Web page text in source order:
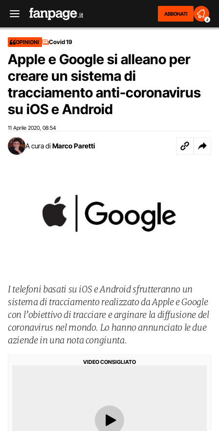
ABBONATI
2
OPINIONI Covid 19
Apple e Google si alleano per
creare un sistema di
tracciamento anti-coronavirus
su iOS e Android
11 Aprile 2020 08:54
A cura di Marco Paretti
I telefoni basati su iOS e Android sfrutteranno un
sistema di tracciamento realizzato da Apple e Google
con l’obiettivo di tracciare e arginare la diffusione del
coronavirus nel mondo. Lo hanno annunciato le due
aziende in una nota congiunta.
VIDEO CONSIGLIATO